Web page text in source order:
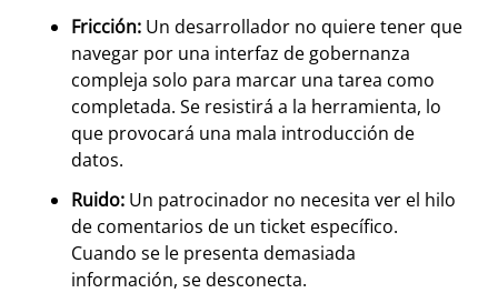
Fricción: Un desarrollador no quiere tener que
navegar por una interfaz de gobernanza
compleja solo para marcar una tarea como
completada. Se resistirá a la herramienta, lo
que provocará una mala introducción de
datos.
Ruido: Un patrocinador no necesita ver el hilo
de comentarios de un ticket específico.
Cuando se le presenta demasiada
información, se desconecta.